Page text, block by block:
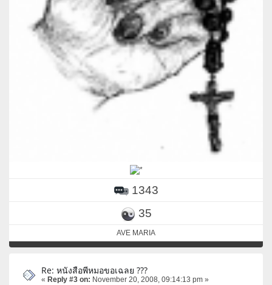
1343
35
AVE MARIA
Re: หนังสือพีหมอขอเฉลย ???
« Reply #3 on: November 20, 2008, 09:14:13 pm »